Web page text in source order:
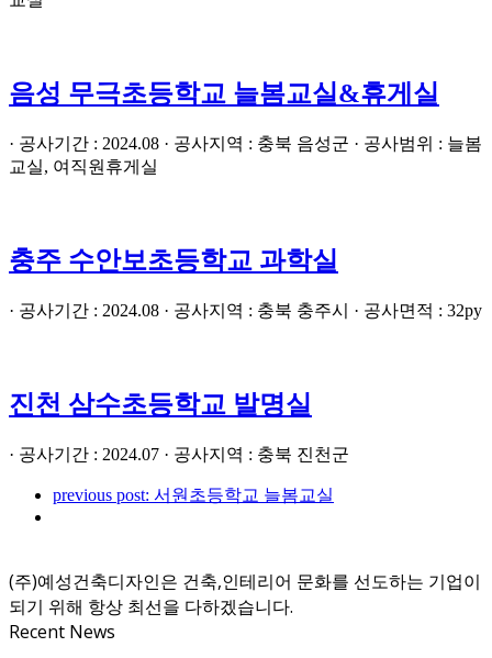
음성 무극초등학교 늘봄교실&휴게실
· 공사기간 : 2024.08 · 공사지역 : 충북 음성군 · 공사범위 : 늘봄
교실, 여직원휴게실
충주 수안보초등학교 과학실
· 공사기간 : 2024.08 · 공사지역 : 충북 충주시 · 공사면적 : 32py
진천 삼수초등학교 발명실
· 공사기간 : 2024.07 · 공사지역 : 충북 진천군
previous post: 서원초등학교 늘봄교실
(주)예성건축디자인은 건축,인테리어 문화를 선도하는 기업이
되기 위해 항상 최선을 다하겠습니다.
Recent News